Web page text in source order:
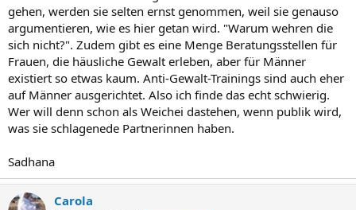
gehen, werden sie selten ernst genommen, weil sie genauso
argumentieren, wie es hier getan wird. "Warum wehren die
sich nicht?". Zudem gibt es eine Menge Beratungsstellen für
Frauen, die häusliche Gewalt erleben, aber für Männer
existiert so etwas kaum. Anti-Gewalt-Trainings sind auch eher
auf Männer ausgerichtet. Also ich finde das echt schwierig.
Wer will denn schon als Weichei dastehen, wenn publik wird,
was sie schlagenede Partnerinnen haben.
Sadhana
Carola